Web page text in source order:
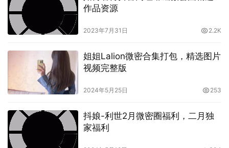
了一个科学家的探索和发现的过程。在这个过程中，乙醇子
不仅发现了宇宙的秘密，也发现了自己的力量和潜能。
这个故事告诉我们，每个人都像乙醇子一样，有可能遇到困
难和挑战，但只要我们勇敢地面对，不断探索和发现，我们
就能找到通向未知的钥匙，我们就能发现自己的力量和潜
能，我们就能完成自己的奇幻之旅。
作品资源
2023年7月31日 2.2K
姐姐Lalion微密合集打包，精选图片
视频完整版
2024年5月25日 253
抖娘-利世2月微密圈福利，二月独
家福利